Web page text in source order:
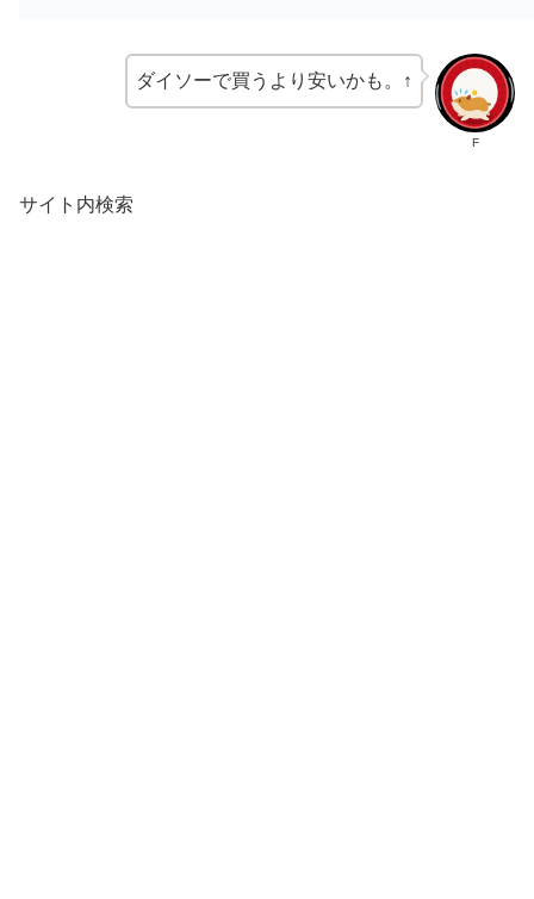
F
ダイソーで買うより安いかも。↑
サイト内検索